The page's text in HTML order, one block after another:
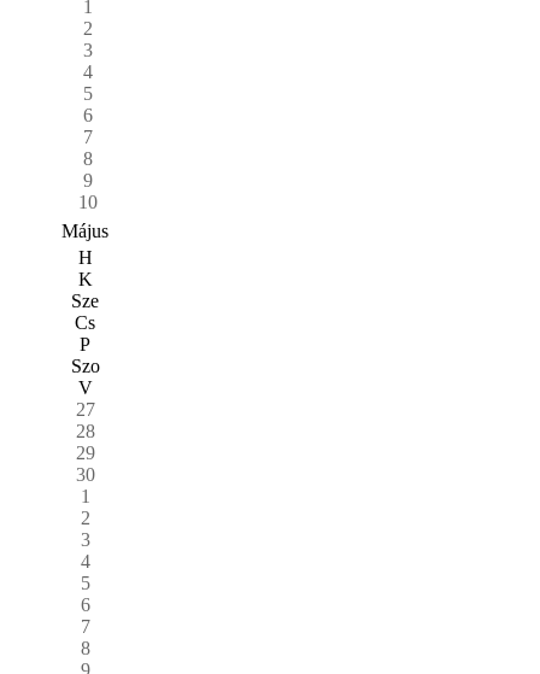
1
2
3
4
5
6
7
8
9
10
Május
H
K
Sze
Cs
P
Szo
V
27
28
29
30
1
2
3
4
5
6
7
8
9